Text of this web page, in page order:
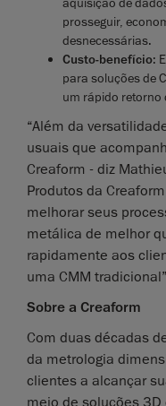
prosseguir,
desnecessárias.
Custo-benefício:
para soluções de
um rápido retorno
“Além da
usuais que
Creaform - diz
Produtos da
melhorar seus
metálica de melhor
rapidamente aos
uma CMM
Sobre a Creaform
Com duas décadas
da metrologia
clientes a alcançar
meio de soluções